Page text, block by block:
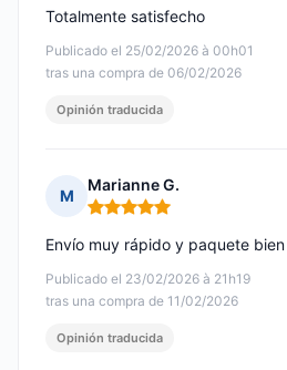
Publicado el 25/02/2026 à 00h01
tras una compra de 06/02/2026
Totalmente satisfecho
Opinión traducida
M
Marianne G.
Nota: 5 de 5
Publicado el 23/02/2026 à 21h19
tras una compra de 11/02/2026
Envío muy rápido y paquete
Opinión traducida